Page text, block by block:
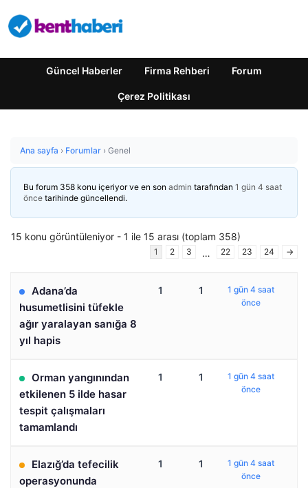
Güncel Haberler Firma Rehberi Forum
Çerez Politikası
Ana sayfa › Forumlar › Genel
Bu forum 358 konu içeriyor ve en son admin tarafından 1 gün 4 saat
önce tarihinde güncellendi.
15 konu görüntüleniyor - 1 ile 15 arası (toplam 358)
1 2 3 … 22 23 24 →
Adana’da
husumetlisini tüfekle
ağır yaralayan sanığa 8
yıl hapis
1 1
1 gün 4 saat
önce
Orman yangınından
etkilenen 5 ilde hasar
tespit çalışmaları
tamamlandı
1 1
1 gün 4 saat
önce
Elazığ’da tefecilik
operasyonunda
1 1
1 gün 4 saat
önce